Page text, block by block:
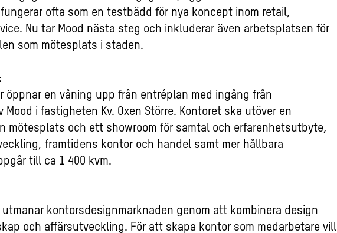
ofta som en testbädd för nya koncept inom retail,
Nu tar Mood nästa steg och inkluderar även arbetsplatsen för
som mötesplats i staden.
öppnar en våning upp från entréplan med ingång från
i fastigheten Kv. Oxen Större. Kontoret ska utöver en
mötesplats och ett showroom för samtal och erfarenhetsutbyte,
framtidens kontor och handel samt mer hållbara
till ca 1 400 kvm.
utmanar kontorsdesignmarknaden genom att kombinera design
och affärsutveckling. För att skapa kontor som medarbetare vill